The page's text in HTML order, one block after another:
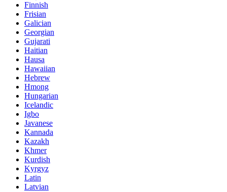
Finnish
Frisian
Galician
Georgian
Gujarati
Haitian
Hausa
Hawaiian
Hebrew
Hmong
Hungarian
Icelandic
Igbo
Javanese
Kannada
Kazakh
Khmer
Kurdish
Kyrgyz
Latin
Latvian